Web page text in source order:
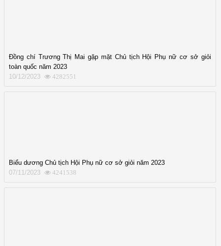
Đồng chí Trương Thị Mai gặp mặt Chủ tịch Hội Phụ nữ cơ sở giỏi
toàn quốc năm 2023
10/12/2023
4282551
Biểu dương Chủ tịch Hội Phụ nữ cơ sở giỏi năm 2023
07/11/2023
4241538